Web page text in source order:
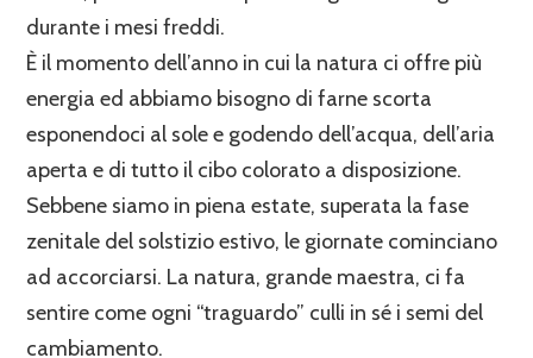
durante i mesi freddi.
È il momento dell’anno in cui la natura ci offre più
energia ed abbiamo bisogno di farne scorta
esponendoci al sole e godendo dell’acqua, dell’aria
aperta e di tutto il cibo colorato a disposizione.
Sebbene siamo in piena estate, superata la fase
zenitale del solstizio estivo, le giornate cominciano
ad accorciarsi. La natura, grande maestra, ci fa
sentire come ogni “traguardo” culli in sé i semi del
cambiamento.